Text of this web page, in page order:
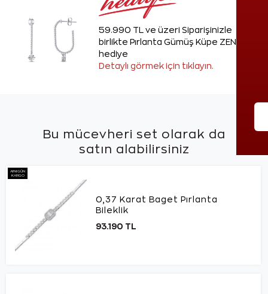
59.990 TL ve üzeri Siparişinizle
birlikte Pırlanta Gümüş Küpe ZEN'den
hediye
Detaylı görmek için tıklayın.
Bu mücevheri set olarak da
satın alabilirsiniz
AYNI GÜN
KARGO
0,37 Karat Baget Pırlanta
Bileklik
93.190 TL